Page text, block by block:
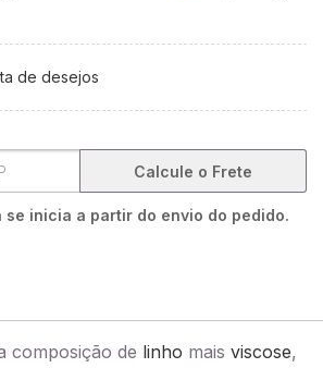
de desejos
Calcule o Frete
se inicia a partir do envio do pedido.
composição de linho mais viscose,